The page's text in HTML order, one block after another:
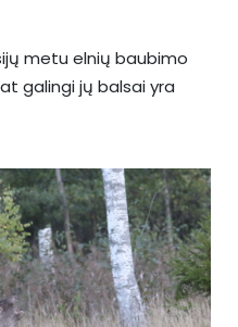
metu elnių baubimo
galingi jų balsai yra